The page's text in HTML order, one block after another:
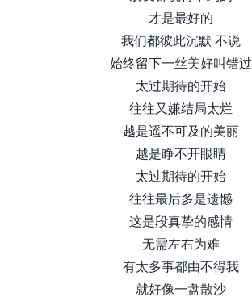
才是最好的
我们都彼此沉默 不说
始终留下一丝美好叫错过
太过期待的开始
往往又嫌结局太烂
越是遥不可及的美丽
越是睁不开眼睛
太过期待的开始
往往最后多是遗憾
这是段真挚的感情
无需左右为难
有太多事都由不得我
就好像一盘散沙